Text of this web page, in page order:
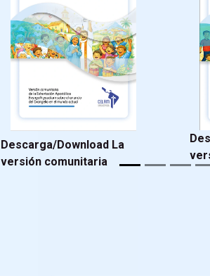
Descarga/Download La
versión comunitaria